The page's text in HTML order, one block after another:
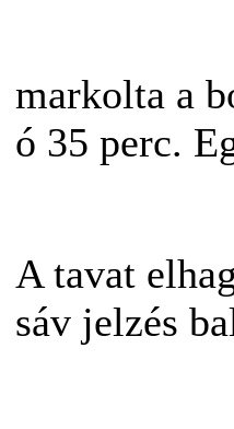
markolta a
ó 35 perc.
A tavat
sáv jelzés